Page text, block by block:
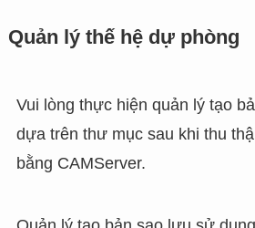
Quản lý thế hệ dự phòng
Vui lòng thực hiện quản lý tạo
dựa trên thư mục sau khi thu
bằng CAMServer.